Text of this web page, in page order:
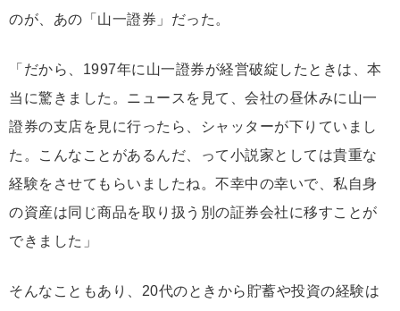
のが、あの「山一證券」だった。
「だから、1997年に山一證券が経営破綻したときは、本
当に驚きました。ニュースを見て、会社の昼休みに山一
證券の支店を見に行ったら、シャッターが下りていまし
た。こんなことがあるんだ、って小説家としては貴重な
経験をさせてもらいましたね。不幸中の幸いで、私自身
の資産は同じ商品を取り扱う別の証券会社に移すことが
できました」
そんなこともあり、20代のときから貯蓄や投資の経験は